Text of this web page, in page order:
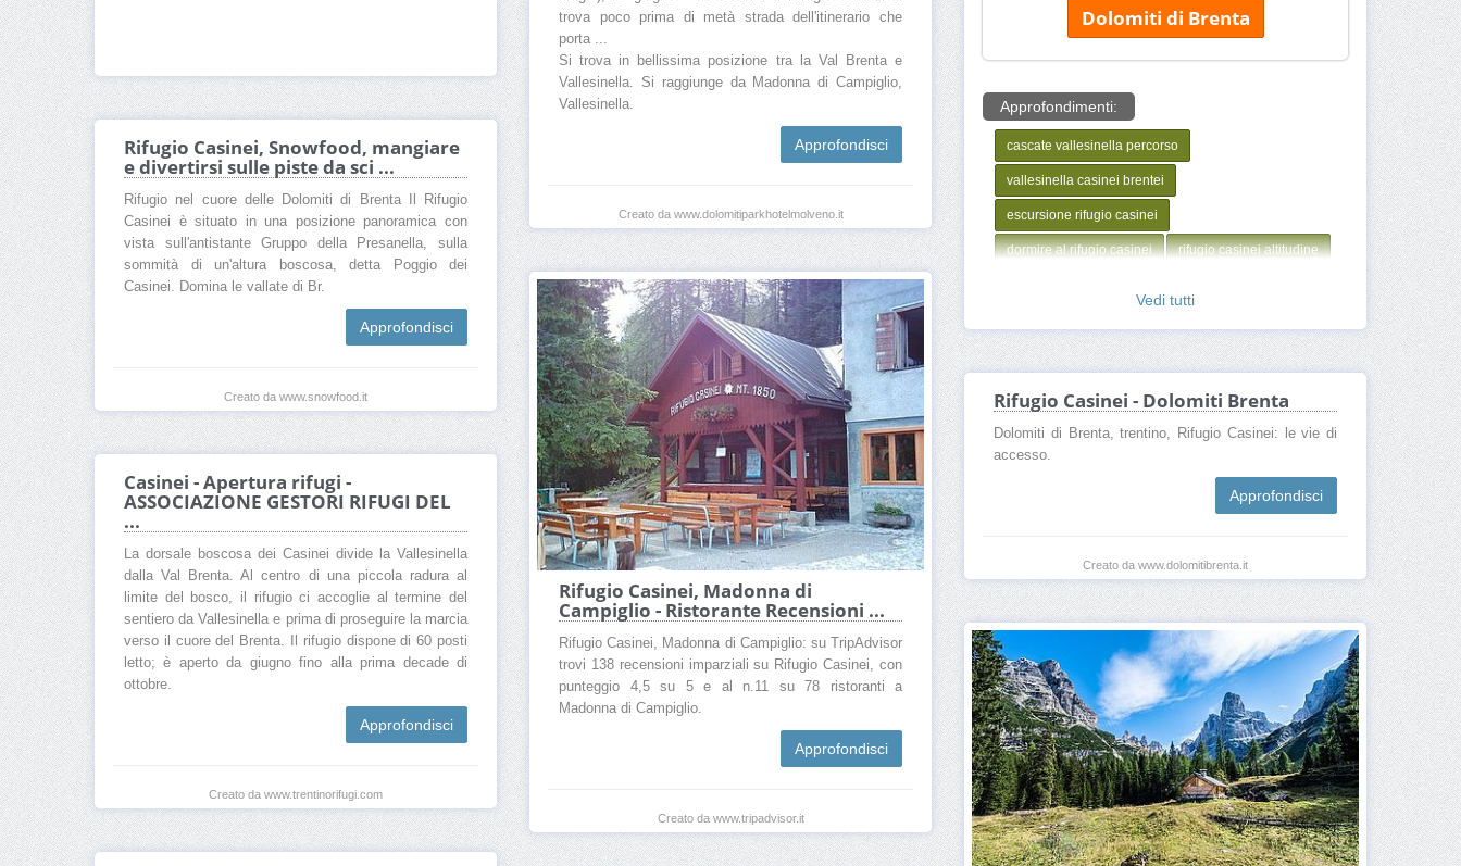
Dolomiti di Brenta
Approfondimenti:
cascate vallesinella percorso
vallesinella casinei brentei
escursione rifugio casinei
dormire al rifugio casinei rifugio casinei altitudine
Vedi tutti
trova poco prima di metà strada dell'itinerario che
porta ...
Si trova in bellissima posizione tra la Val Brenta e
Vallesinella. Si raggiunge da Madonna di Campiglio,
Vallesinella.
Approfondisci
Creato da www.dolomitiparkhotelmolveno.it
Rifugio Casinei, Snowfood, mangiare
e divertirsi sulle piste da sci ...
Rifugio nel cuore delle Dolomiti di Brenta Il Rifugio
Casinei è situato in una posizione panoramica con
vista sull'antistante Gruppo della Presanella, sulla
sommità di un'altura boscosa, detta Poggio dei
Casinei. Domina le vallate di Br.
Approfondisci
Creato da www.snowfood.it
Rifugio Casinei, Madonna di
Campiglio - Ristorante Recensioni ...
Rifugio Casinei, Madonna di Campiglio: su TripAdvisor
trovi 138 recensioni imparziali su Rifugio Casinei, con
punteggio 4,5 su 5 e al n.11 su 78 ristoranti a
Madonna di Campiglio.
Approfondisci
Creato da www.tripadvisor.it
Rifugio Casinei - Dolomiti Brenta
Dolomiti di Brenta, trentino, Rifugio Casinei: le vie di
accesso.
Approfondisci
Creato da www.dolomitibrenta.it
Casinei - Apertura rifugi -
ASSOCIAZIONE GESTORI RIFUGI DEL
...
La dorsale boscosa dei Casinei divide la Vallesinella
dalla Val Brenta. Al centro di una piccola radura al
limite del bosco, il rifugio ci accoglie al termine del
sentiero da Vallesinella e prima di proseguire la marcia
verso il cuore del Brenta. Il rifugio dispone di 60 posti
letto; è aperto da giugno fino alla prima decade di
ottobre.
Approfondisci
Creato da www.trentinorifugi.com